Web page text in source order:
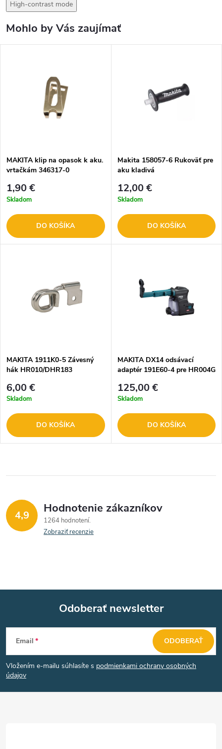
High-contrast mode
Mohlo by Vás zaujímať
MAKITA klip na opasok k aku.
vrtačkám 346317-0
1,90 €
Skladom
DO KOŠÍKA
Makita 158057-6 Rukoväť pre
aku kladivá
12,00 €
Skladom
DO KOŠÍKA
MAKITA 1911K0-5 Závesný
hák HR010/DHR183
6,00 €
Skladom
DO KOŠÍKA
MAKITA DX14 odsávací
adaptér 191E60-4 pre HR004G
125,00 €
Skladom
DO KOŠÍKA
4,9 Hodnotenie zákazníkov
1264 hodnotení
Zobraziť recenzie
Z
á
p
Odoberať newsletter
Email
Vložením e-mailu súhlasíte s podmienkami ochrany osobných
údajov
ODOBERAŤ